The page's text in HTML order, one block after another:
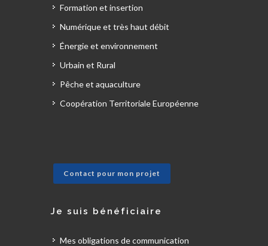
Formation et insertion
Numérique et très haut débit
Énergie et environnement
Urbain et Rural
Pêche et aquaculture
Coopération Territoriale Européenne
Contact pour mon projet
Je suis bénéficiaire
Mes obligations de communication